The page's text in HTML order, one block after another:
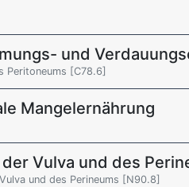
und
Peritoneums [C78.6]
Mangelernährung
Vulva und des
und des Perineums [N90.8]